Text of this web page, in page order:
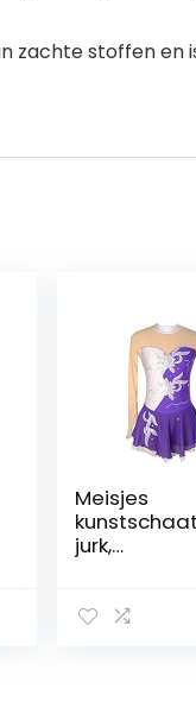
stoffen en
Meisjes
jurk,
kleding ijs